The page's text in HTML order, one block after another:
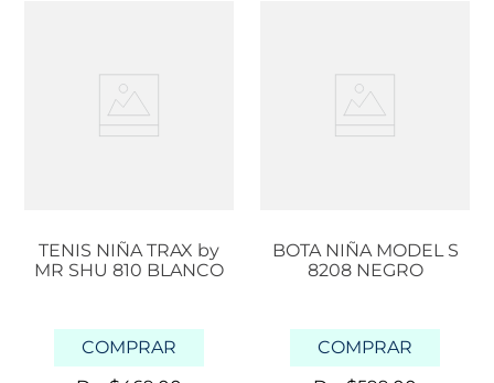
TENIS NIÑA TRAX by
MR SHU 810 BLANCO
COMPRAR
BOTA NIÑA MODEL S
8208 NEGRO
COMPRAR